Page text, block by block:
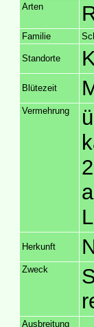
Arten
Familie
Standorte
Blütezeit
Vermehrung
Herkunft
Zweck
Ausbreitung